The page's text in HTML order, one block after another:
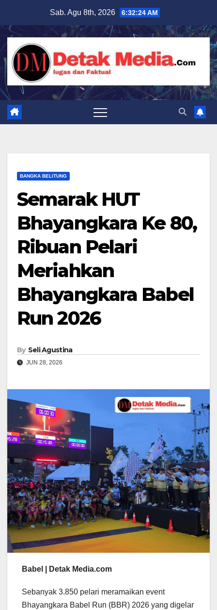
content
Sab. Agu 8th, 2026 6:32:26 AM
BANGKA BELITUNG
Semarak HUT
Bhayangkara Ke 80,
Ribuan Pelari
Meriahkan
Bhayangkara Babel
Run 2026
By Seli Agustina
JUN 28, 2026
Babel | Detak Media.com
Sebanyak 3.850 pelari meramaikan event
Bhayangkara Babel Run (BBR) 2026 yang digelar